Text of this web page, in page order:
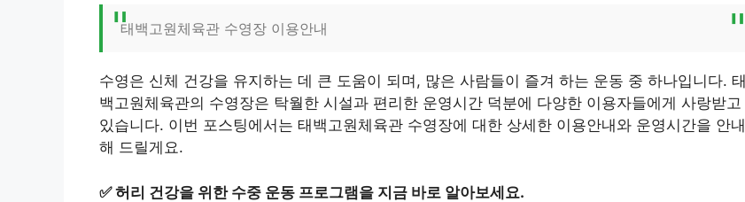
태백고원체육관 수영장 이용안내
수영은 신체 건강을 유지하는 데 큰 도움이 되며, 많은 사람들이 즐겨 하는 운동 중 하나입니다. 태
백고원체육관의 수영장은 탁월한 시설과 편리한 운영시간 덕분에 다양한 이용자들에게 사랑받고
있습니다. 이번 포스팅에서는 태백고원체육관 수영장에 대한 상세한 이용안내와 운영시간을 안내
해 드릴게요.
✅허리 건강을 위한 수중 운동 프로그램을 지금 바로 알아보세요.